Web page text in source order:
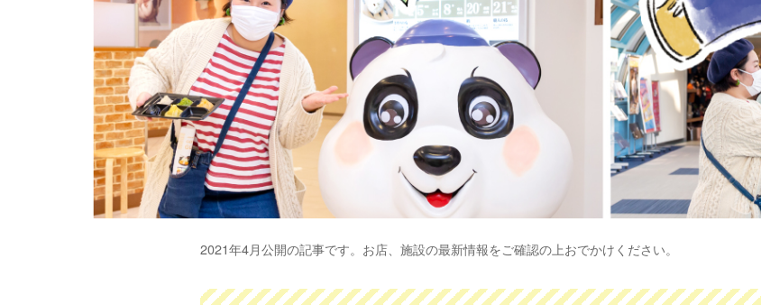
2021年4月公開の記事です。お店、施設の最新情報をご確認の上おでかけください。